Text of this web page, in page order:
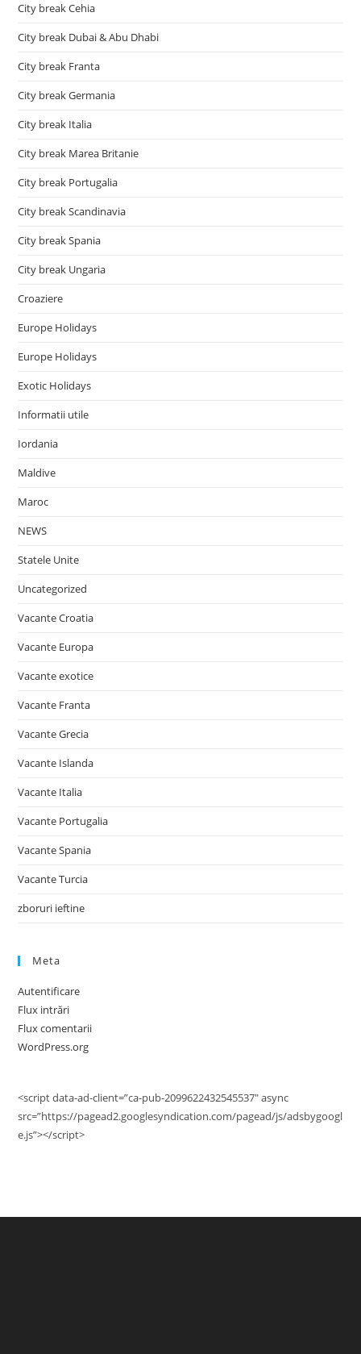
City break Cehia
City break Dubai & Abu Dhabi
City break Franta
City break Germania
City break Italia
City break Marea Britanie
City break Portugalia
City break Scandinavia
City break Spania
City break Ungaria
Croaziere
Europe Holidays
Europe Holidays
Exotic Holidays
Informatii utile
Iordania
Maldive
Maroc
NEWS
Statele Unite
Uncategorized
Vacante Croatia
Vacante Europa
Vacante exotice
Vacante Franta
Vacante Grecia
Vacante Islanda
Vacante Italia
Vacante Portugalia
Vacante Spania
Vacante Turcia
zboruri ieftine
Meta
Autentificare
Flux intrări
Flux comentarii
WordPress.org
<script data-ad-client=”ca-pub-2099622432545537″ async
src=”https://pagead2.googlesyndication.com/pagead/js/adsbygoogl
e.js”></script>